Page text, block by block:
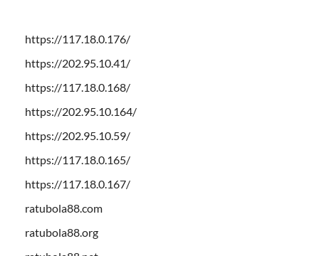
https://117.18.0.176/
https://202.95.10.41/
https://117.18.0.168/
https://202.95.10.164/
https://202.95.10.59/
https://117.18.0.165/
https://117.18.0.167/
ratubola88.com
ratubola88.org